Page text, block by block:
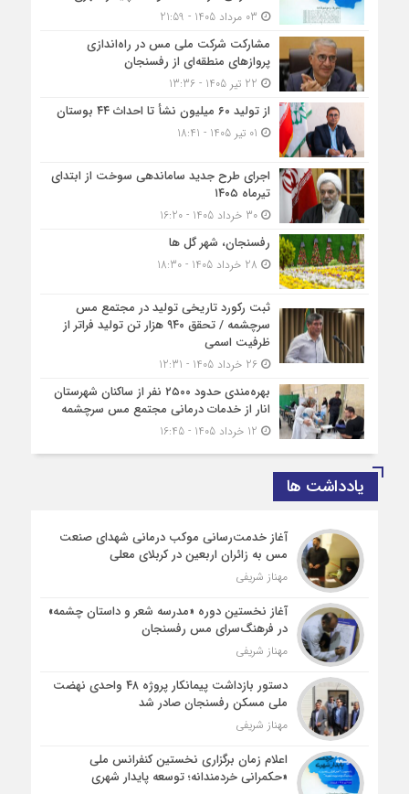
مشارکت شرکت ملی مس در راه‌اندازی
پروازهای منطقه‌ای از رفسنجان
از تولید ۶۰ میلیون نشأ تا احداث ۴۴ بوستان
اجرای طرح جدید ساماندهی سوخت از ابتدای
تیرماه ۱۴۰۵
30 خرداد 1405 - 16:20
رفسنجان، شهر گل ها
ثبت رکورد تاریخی تولید در مجتمع مس
سرچشمه / تحقق ۹۴۰ هزار تن تولید فراتر از
ظرفیت اسمی
26 خرداد 1405 - 12:31
بهره‌مندی حدود ۲۵۰۰‌ نفر از ساکنان شهرستان
انار از خدمات درمانی مجتمع مس سرچشمه
یادداشت ها
آغاز خدمت‌رسانی موکب درمانی شهدای صنعت
مس به زائران اربعین در کربلای معلی
مهناز شریفی
آغاز نخستین دوره «مدرسه شعر و داستان چشمه»
در فرهنگ‌سرای مس رفسنجان
مهناز شریفی
دستور بازداشت پیمانکار پروژه ۴۸ واحدی نهضت
ملی مسکن رفسنجان صادر شد
مهناز شریفی
اعلام زمان برگزاری نخستین کنفرانس ملی
«حکمرانی خردمندانه؛ توسعه پایدار شهری